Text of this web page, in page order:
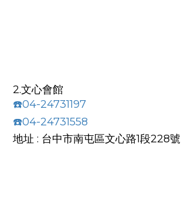
2.文心會館
☎️04-24731197
☎️04-24731558
地址 : 台中市南屯區文心路1段228號